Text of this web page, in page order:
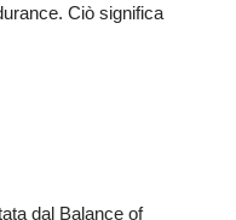
Ciò significa
dal Balance of